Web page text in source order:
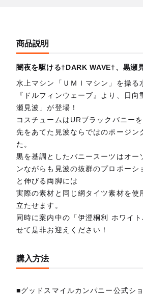
商品説明
闇夜を駆ける†DARK WAVE†、黒瀬
水上マシン「ＵＭＩマシン」を操る
『ドルフィンウェーブ』より、日
瀬見波」が登場！
コスチュームはURブラックバニー
先をあてた見波ならではのポージン
た。
黒を基調としたバニースーツはオー
ンながらも見波の抜群のプロポーシ
と伸びる両脚には
実際の素材と同じ網タイツ素材を使
立たせます。
同時に案内中の「伊澄桐利 ホワイ
せて是非お迎えください！
購入方法
■グッドスマイルカンパニー公式シ